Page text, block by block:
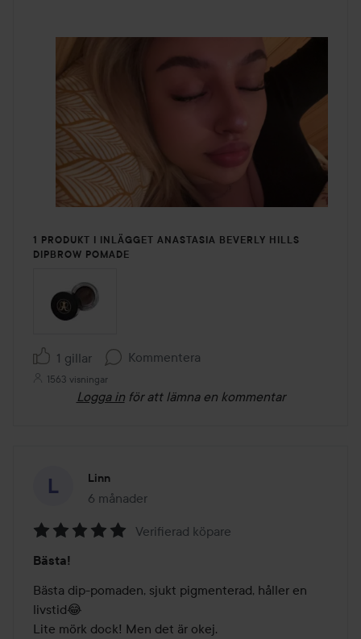
1 PRODUKT I INLÄGGET ANASTASIA BEVERLY HILLS
DIPBROW POMADE
1 gillar Kommentera
1563 visningar
Logga in för att lämna en kommentar
Linn
6 månader
Inlägget skapades 6 månader
5
av
5
Verifierad köpare
Bästa!
Bästa dip-pomaden, sjukt pigmenterad, håller en
livstid😂
Lite mörk dock! Men det är okej.